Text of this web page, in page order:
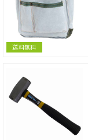
送料無料